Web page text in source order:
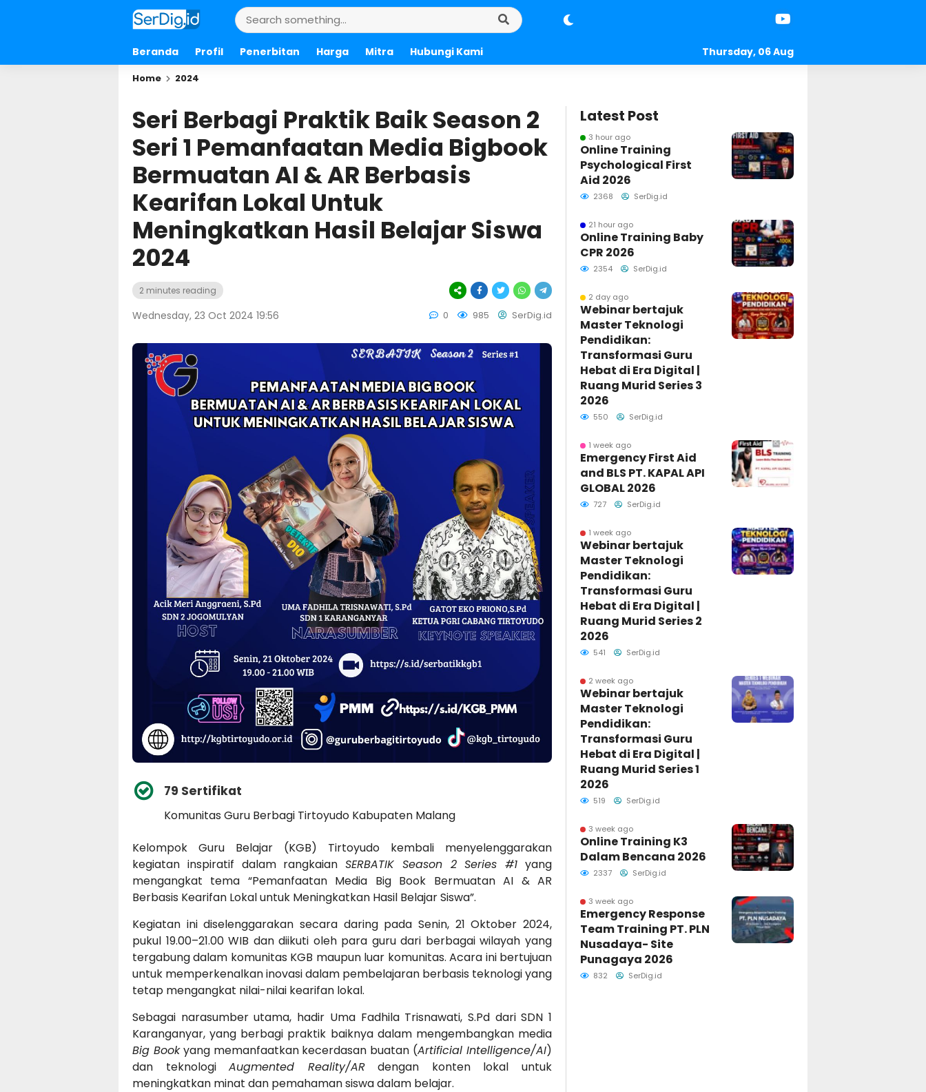
Beranda Profil Penerbitan Harga Mitra Hubungi Kami
Thursday, 06 Aug
Home 2024
Seri Berbagi Praktik Baik Season 2
Seri 1 Pemanfaatan Media Bigbook
Bermuatan AI & AR Berbasis
Kearifan Lokal Untuk
Meningkatkan Hasil Belajar Siswa
2024
2 minutes reading
Wednesday, 23 Oct 2024 19:56 0 985 SerDig.id
79 Sertifikat
Komunitas Guru Berbagi Tirtoyudo Kabupaten Malang
Kelompok Guru Belajar (KGB) Tirtoyudo kembali menyelenggarakan
kegiatan inspiratif dalam rangkaianSERBATIK Season 2 Series #1 yang
mengangkat tema “Pemanfaatan Media Big Book Bermuatan AI & AR
Berbasis Kearifan Lokal untuk Meningkatkan Hasil Belajar Siswa”.
Kegiatan ini diselenggarakan secara daring pada Senin, 21 Oktober 2024,
pukul 19.00–21.00 WIB dan diikuti oleh para guru dari berbagai wilayah yang
tergabung dalam komunitas KGB maupun luar komunitas. Acara ini bertujuan
untuk memperkenalkan inovasi dalam pembelajaran berbasis teknologi yang
tetap mengangkat nilai-nilai kearifan lokal.
Sebagai narasumber utama, hadir Uma Fadhila Trisnawati, S.Pd dari SDN 1
Karanganyar, yang berbagi praktik baiknya dalam mengembangkan media
Big Bookyang memanfaatkan kecerdasan buatan (Artificial Intelligence/AI)
dan teknologiAugmented Reality/ARdengan konten lokal untuk
meningkatkan minat dan pemahaman siswa dalam belajar.
Latest Post
3 hour ago
Online Training
Psychological First
Aid 2026
2368 SerDig.id
21 hour ago
Online Training Baby
CPR 2026
2354 SerDig.id
2 day ago
Webinar bertajuk
Master Teknologi
Pendidikan:
Transformasi Guru
Hebat di Era Digital |
Ruang Murid Series 3
2026
550 SerDig.id
1 week ago
Emergency First Aid
and BLS PT. KAPAL API
GLOBAL 2026
727 SerDig.id
1 week ago
Webinar bertajuk
Master Teknologi
Pendidikan:
Transformasi Guru
Hebat di Era Digital |
Ruang Murid Series 2
2026
541 SerDig.id
2 week ago
Webinar bertajuk
Master Teknologi
Pendidikan:
Transformasi Guru
Hebat di Era Digital |
Ruang Murid Series 1
2026
519 SerDig.id
3 week ago
Online Training K3
Dalam Bencana 2026
2337 SerDig.id
3 week ago
Emergency Response
Team Training PT. PLN
Nusadaya- Site
Punagaya 2026
832 SerDig.id